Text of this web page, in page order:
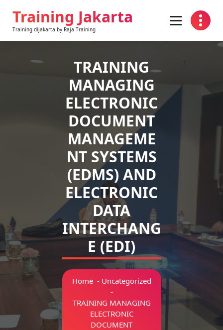
contentTraining Jakarta
Training dijakarta by Raja Training
TRAINING
MANAGING
ELECTRONIC
DOCUMENT
MANAGEME
NT SYSTEMS
(EDMS) AND
ELECTRONIC
DATA
INTERCHANG
E (EDI)
Home- Uncategorized
-
TRAINING MANAGING
ELECTRONIC
DOCUMENT